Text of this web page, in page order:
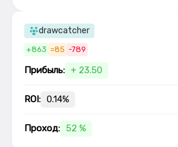
drawcatcher
+863 =85 -789
Прибыль: + 23.50
ROI: 0.14%
Проход: 52 %